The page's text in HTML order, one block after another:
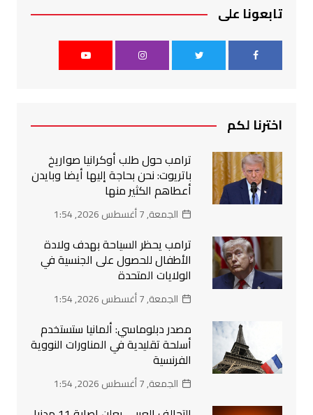
تابعونا على
اخترنا لكم
ترامب حول طلب أوكرانيا صواريخ
باتريوت: نحن بحاجة إليها أيضا وبايدن
أعطاهم الكثير منها
الجمعة, 7 أغسطس 2026, 1:54
ترامب يحظر السياحة بهدف ولادة
الأطفال للحصول على الجنسية في
الولايات المتحدة
الجمعة, 7 أغسطس 2026, 1:54
مصدر دبلوماسي: ألمانيا ستستخدم
أسلحة تقليدية في المناورات النووية
الفرنسية
الجمعة, 7 أغسطس 2026, 1:54